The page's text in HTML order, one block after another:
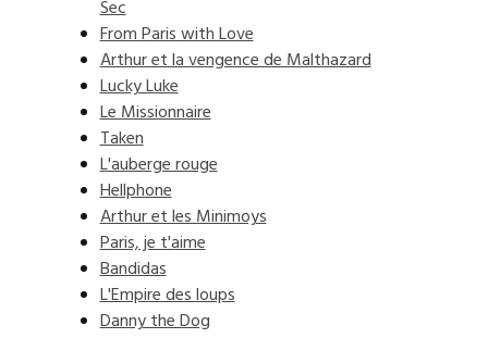
Sec
From Paris with Love
Arthur et la vengence de Malthazard
Lucky Luke
Le Missionnaire
Taken
L'auberge rouge
Hellphone
Arthur et les Minimoys
Paris, je t'aime
Bandidas
L'Empire des loups
Danny the Dog